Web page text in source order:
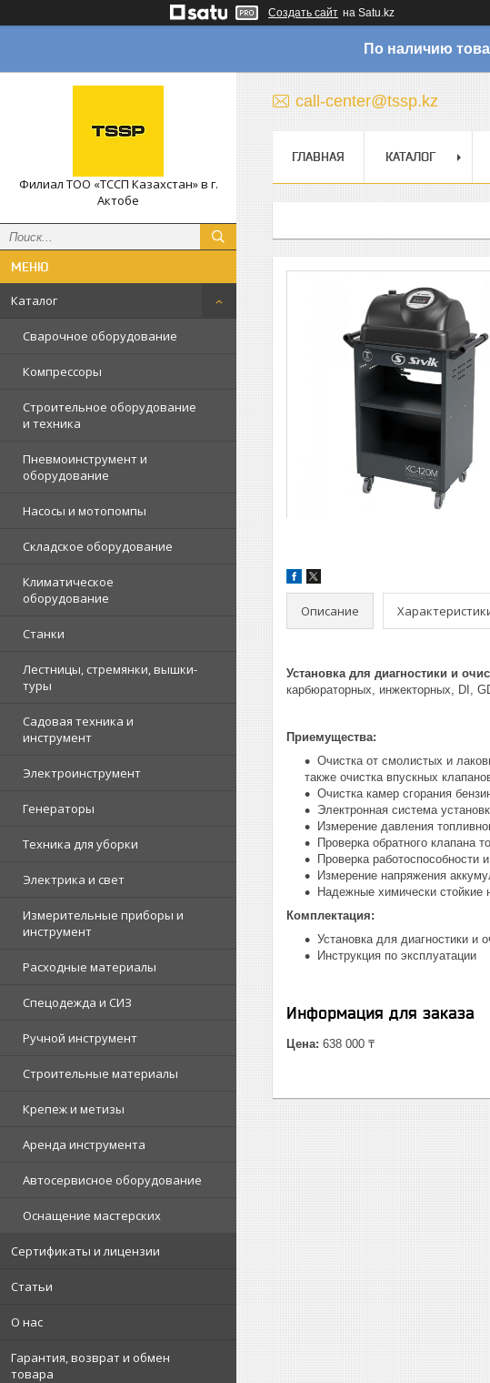
Создать сайт на Satu.kz
По наличию
Филиал ТОО «ТССП Казахстан» в г.
Актобе
Каталог
Сварочное оборудование
Компрессоры
Строительное оборудование
и техника
Пневмоинструмент и
оборудование
Насосы и мотопомпы
Складское оборудование
Климатическое
оборудование
Станки
Лестницы, стремянки, вышки-
туры
Садовая техника и
инструмент
Электроинструмент
Генераторы
Техника для уборки
Электрика и свет
Измерительные приборы и
инструмент
Расходные материалы
Спецодежда и СИЗ
Ручной инструмент
Строительные материалы
Крепеж и метизы
Аренда инструмента
Автосервисное оборудование
Оснащение мастерских
Сертификаты и лицензии
Статьи
О нас
Гарантия, возврат и обмен
товара
call-center@tssp.kz
ГЛАВНАЯ КАТАЛОГ
Описание
Установка для диагностики и
карбюраторных, инжекторных, DI,
​Приемущества:
Очистка от смолистых и
также очистка впускных
Очистка камер сгорания
Электронная система
Измерение давления
Проверка обратного клапана
Проверка работоспособности
Измерение напряжения
Надежные химически стойкие
Комплектация:
Установка для диагностики и
Инструкция по эксплуатации
Информация для заказа
Цена: 638 000 ₸